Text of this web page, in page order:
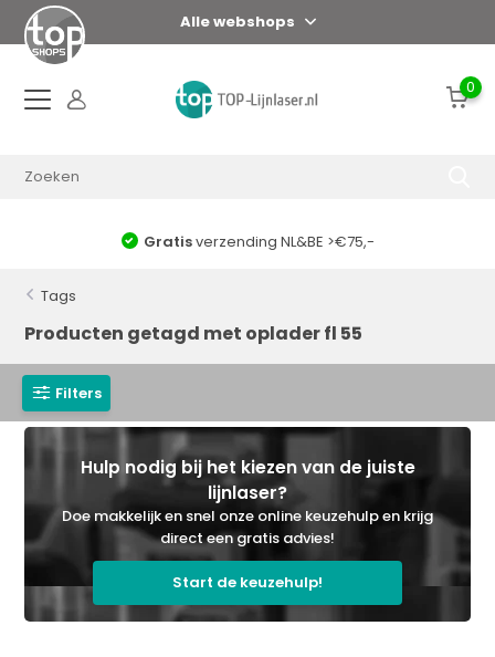
Alle webshops
0
Gratisverzending NL&BE >€75,-
Tags
Producten getagd met oplader fl 55
Filters
Hulp nodig bij het kiezen van de juiste
lijnlaser?
Doe makkelijk en snel onze online keuzehulp en krijg
direct een gratis advies!
Start de keuzehulp!